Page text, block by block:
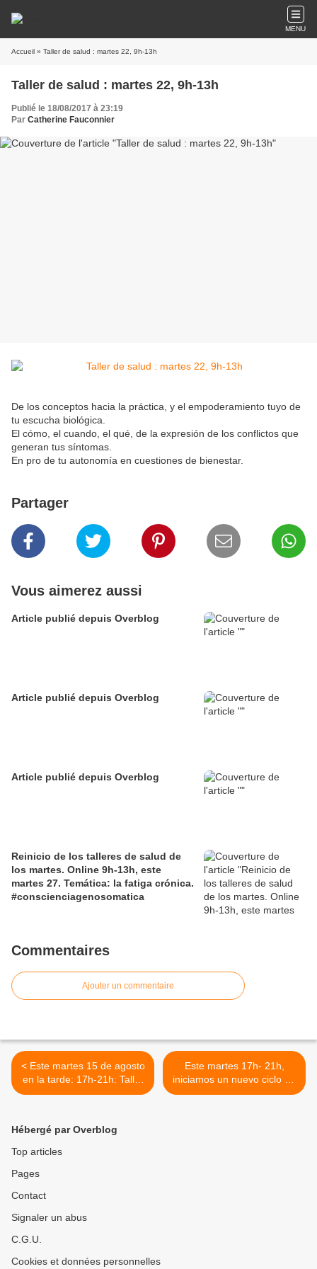
MENU
Accueil » Taller de salud : martes 22, 9h-13h
Taller de salud : martes 22, 9h-13h
Publié le 18/08/2017 à 23:19
Par Catherine Fauconnier
De los conceptos hacia la práctica, y el empoderamiento tuyo de
tu escucha biológica.
El cómo, el cuando, el qué, de la expresión de los conflictos que
generan tus síntomas.
En pro de tu autonomía en cuestiones de bienestar.
Partager
Vous aimerez aussi
Article publié depuis Overblog
Article publié depuis Overblog
Article publié depuis Overblog
Reinicio de los talleres de salud de
los martes. Online 9h-13h, este
martes 27. Temática: la fatiga crónica.
#conscienciagenosomatica
Commentaires
Ajouter un commentaire
< Este martes 15 de agosto
en la tarde: 17h-21h: Taller
temático: efecto placebo,
Este martes 17h- 21h,
iniciamos un nuevo ciclo de
Psicogenealogia
Hébergé par Overblog
Top articles
Pages
Contact
Signaler un abus
C.G.U.
Cookies et données personnelles